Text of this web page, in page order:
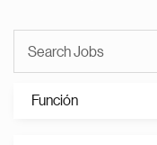
Función